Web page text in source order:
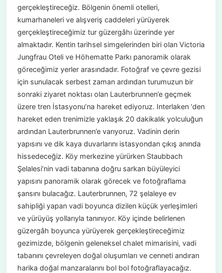
gerçekleştireceğiz. Bölgenin önemli otelleri,
kumarhaneleri ve alışveriş caddeleri yürüyerek
gerçekleştireceğimiz tur güzergâhı üzerinde yer
almaktadır. Kentin tarihsel simgelerinden biri olan Victoria
Jungfrau Oteli ve Höhematte Parkı panoramik olarak
göreceğimiz yerler arasındadır. Fotoğraf ve çevre gezisi
için sunulacak serbest zaman ardından turumuzun bir
sonraki ziyaret noktası olan Lauterbrunnen’e geçmek
üzere tren İstasyonu’na hareket ediyoruz. Interlaken ‘den
hareket eden trenimizle yaklaşık 20 dakikalık yolculuğun
ardından Lauterbrunnen’e varıyoruz. Vadinin derin
yapısını ve dik kaya duvarlarını istasyondan çıkış anında
hissedeceğiz. Köy merkezine yürürken Staubbach
Şelalesi’nin vadi tabanına doğru sarkan büyüleyici
yapısını panoramik olarak görecek ve fotoğraflama
şansını bulacağız. Lauterbrunnen, 72 şelaleye ev
sahipliği yapan vadi boyunca dizilen küçük yerleşimleri
ve yürüyüş yollarıyla tanınıyor. Köy içinde belirlenen
güzergâh boyunca yürüyerek gerçekleştireceğimiz
gezimizde, bölgenin geleneksel chalet mimarisini, vadi
tabanını çevreleyen doğal oluşumları ve cenneti andıran
harika doğal manzaralarını bol bol fotoğraflayacağız.